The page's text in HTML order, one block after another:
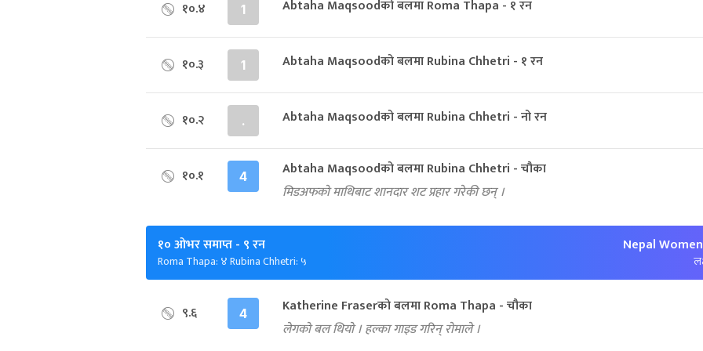
१०.४ 1 Abtaha Maqsoodको बलमा Roma Thapa - १ रन
१०.३ 1 Abtaha Maqsoodको बलमा Rubina Chhetri - १ रन
१०.२ . Abtaha Maqsoodको बलमा Rubina Chhetri - नो रन
१०.१ 4
Abtaha Maqsoodको बलमा Rubina Chhetri - चौका
मिडअफको माथिबाट शानदार शट प्रहार गरेकी छन् ।
१० ओभर समाप्त- ९ रन
Roma Thapa: ४ Rubina Chhetri: ५
Nepal
९.६ 4
Katherine Fraserको बलमा Roma Thapa - चौका
लेगको बल थियो । हल्का गाइड गरिन् रोमाले ।